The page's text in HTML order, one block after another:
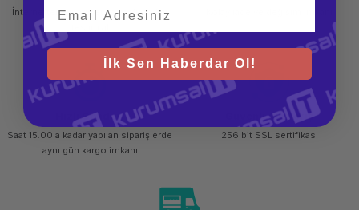
İnternetten sipariş et ve mağazadan
Hızlı Gönderi
Saat 15.00'a kadar yapılan siparişlerde
aynı gün kargo imkanı
Güvenli Alışveriş
256 bit SSL sertifikası
İlk Sen Haberdar Ol!